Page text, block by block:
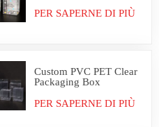
PER SAPERNE DI PIÙ
Custom PVC PET Clear
Packaging Box
PER SAPERNE DI PIÙ